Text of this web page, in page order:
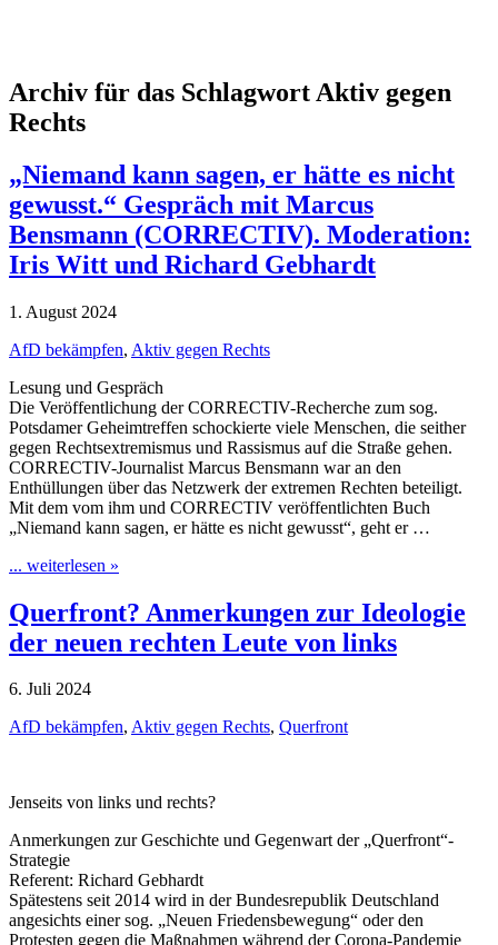
Archiv für das Schlagwort Aktiv gegen
Rechts
„Niemand kann sagen, er hätte es nicht
gewusst.“ Gespräch mit Marcus
Bensmann (CORRECTIV). Moderation:
Iris Witt und Richard Gebhardt
1. August 2024
AfD bekämpfen, Aktiv gegen Rechts
Lesung und Gespräch
Die Veröffentlichung der CORRECTIV-Recherche zum sog.
Potsdamer Geheimtreffen schockierte viele Menschen, die seither
gegen Rechtsextremismus und Rassismus auf die Straße gehen.
CORRECTIV-Journalist Marcus Bensmann war an den
Enthüllungen über das Netzwerk der extremen Rechten beteiligt.
Mit dem vom ihm und CORRECTIV veröffentlichten Buch
„Niemand kann sagen, er hätte es nicht gewusst“, geht er …
... weiterlesen »
Querfront? Anmerkungen zur Ideologie
der neuen rechten Leute von links
6. Juli 2024
AfD bekämpfen, Aktiv gegen Rechts, Querfront
Jenseits von links und rechts?
Anmerkungen zur Geschichte und Gegenwart der „Querfront“-
Strategie
Referent: Richard Gebhardt
Spätestens seit 2014 wird in der Bundesrepublik Deutschland
angesichts einer sog. „Neuen Friedensbewegung“ oder den
Protesten gegen die Maßnahmen während der Corona-Pandemie